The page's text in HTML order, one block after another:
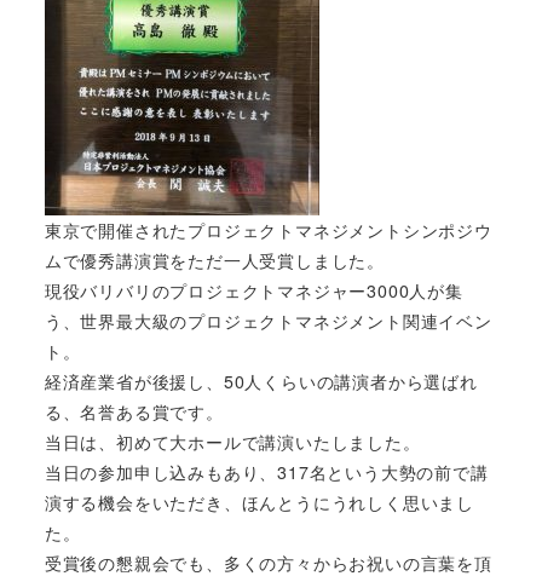
東京で開催されたプロジェクトマネジメントシンポジウ
ムで優秀講演賞をただ一人受賞しました。
現役バリバリのプロジェクトマネジャー3000人が集
う、世界最大級のプロジェクトマネジメント関連イベン
ト。
経済産業省が後援し、50人くらいの講演者から選ばれ
る、名誉ある賞です。
当日は、初めて大ホールで講演いたしました。
当日の参加申し込みもあり、317名という大勢の前で講
演する機会をいただき、ほんとうにうれしく思いまし
た。
受賞後の懇親会でも、多くの方々からお祝いの言葉を頂